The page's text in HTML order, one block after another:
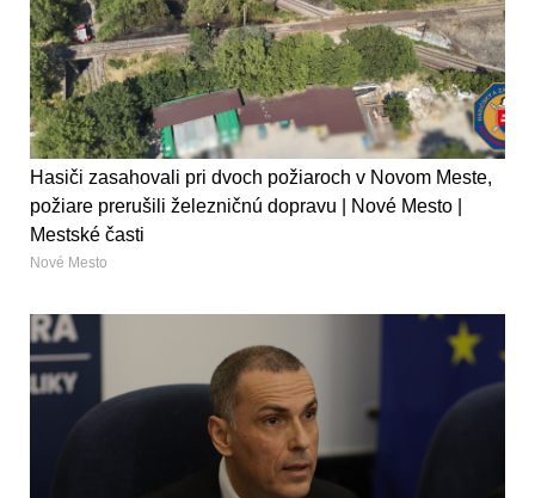
Hasiči zasahovali pri dvoch požiaroch v Novom Meste,
požiare prerušili železničnú dopravu | Nové Mesto |
Mestské časti
Nové Mesto